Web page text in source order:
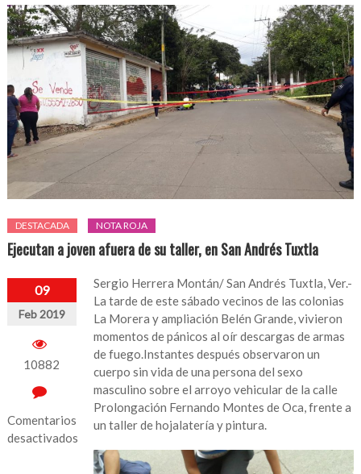
DESTACADA NOTA ROJA
Ejecutan a joven afuera de su taller, en San Andrés Tuxtla
09
Feb 2019
10882
Comentarios
desactivados
Sergio Herrera Montán/ San Andrés Tuxtla, Ver.-
La tarde de este sábado vecinos de las colonias
La Morera y ampliación Belén Grande, vivieron
momentos de pánicos al oír descargas de armas
de fuego.Instantes después observaron un
cuerpo sin vida de una persona del sexo
masculino sobre el arroyo vehicular de la calle
Prolongación Fernando Montes de Oca, frente a
un taller de hojalatería y pintura.